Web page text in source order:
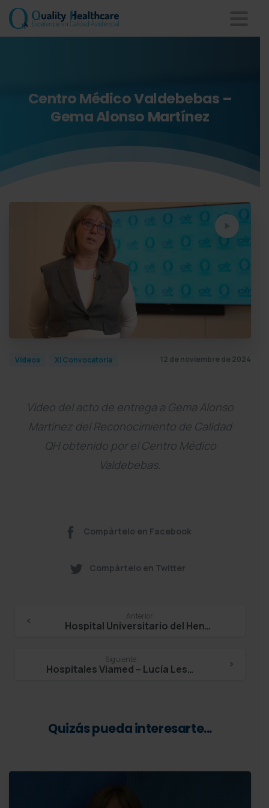
CentroMédicoValdebebas –
GemaAlonso Martínez
Vídeos XI Convocatoria 12 de noviembre de 2024
Vídeo del acto de entrega a Gema Alonso
Martínez del Reconocimiento de Calidad
QH obtenido por el Centro Médico
Valdebebas.
Compártelo en Facebook
Compártelo en Twitter
Continue
Reading
Anterior
Hospital Universitario del Henares – Dra. Mª José Pita López
Siguiente
Hospitales Viamed – Lucía Lestón
Quizás pueda interesarte...